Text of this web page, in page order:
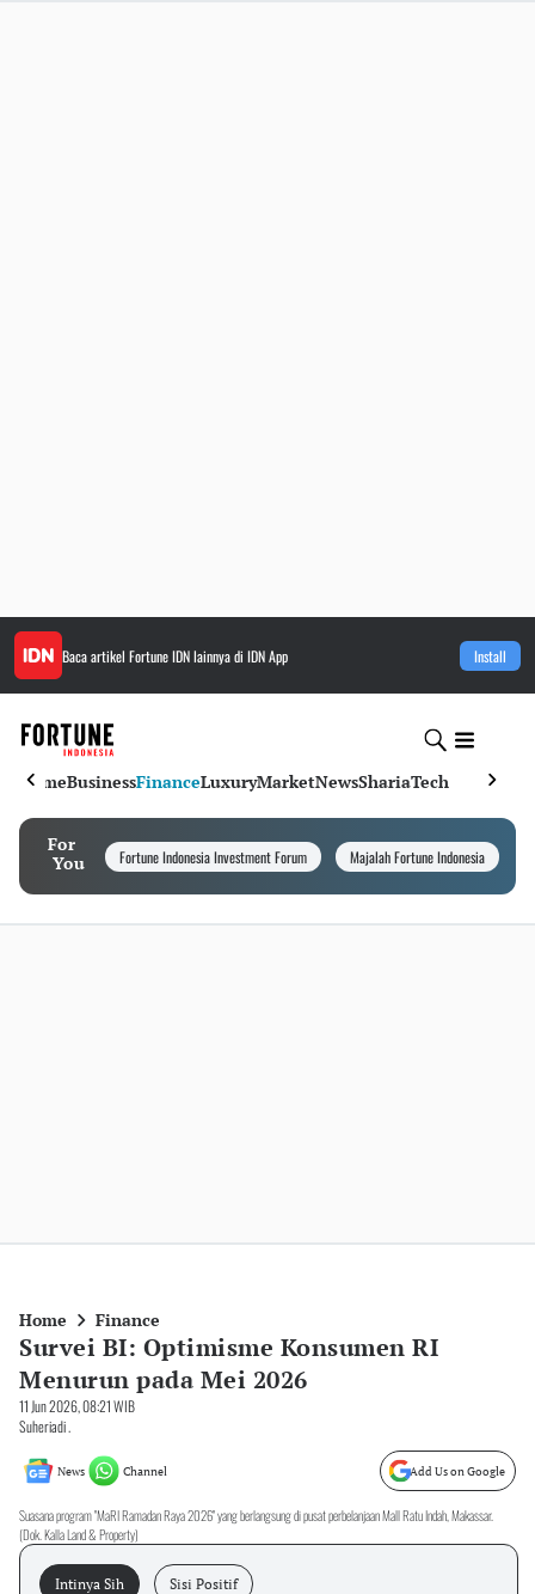
Baca artikel Fortune IDNlainnya di IDN App Install
HomeBusinessFinanceLuxuryMarketNewsShariaTech
For
You
Fortune Indonesia Investment Forum Majalah Fortune Indonesia
Home Finance
Survei BI: Optimisme Konsumen RI
Menurun pada Mei 2026
11 Jun 2026, 08:21 WIB
Suheriadi .
News Channel Add Us on Google
Suasana program "MaRI Ramadan Raya 2026" yang berlangsung di pusat perbelanjaan Mall Ratu Indah, Makassar.
(Dok. Kalla Land & Property)
Intinya Sih Sisi Positif